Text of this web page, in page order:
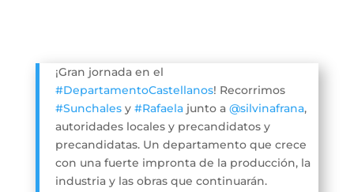
¡Gran jornada en el
#DepartamentoCastellanos! Recorrimos
#Sunchalesy #Rafaelajunto a @silvinafrana,
autoridades locales y precandidatos y
precandidatas. Un departamento que crece
con una fuerte impronta de la producción, la
industria y las obras que continuarán.